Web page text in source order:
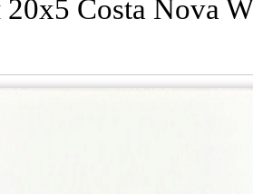
20x5 Costa Nova